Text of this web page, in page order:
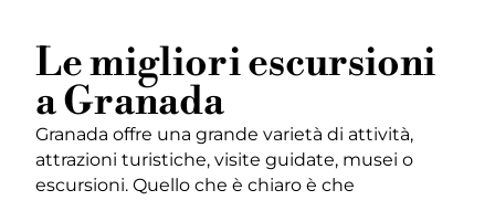
Le migliori escursioni
a Granada
Granada offre una grande varietà di attività,
attrazioni turistiche, visite guidate, musei o
escursioni. Quello che è chiaro è che